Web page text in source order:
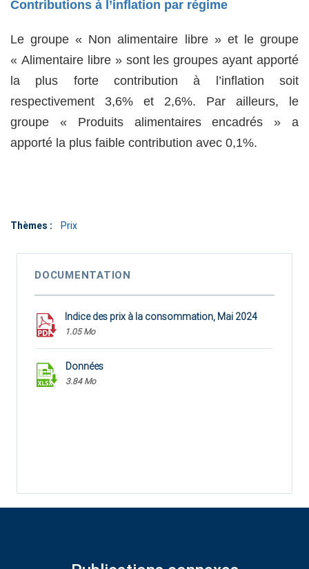
Contributions à l’inflation par régime
Le groupe « Non alimentaire libre » et le groupe
« Alimentaire libre » sont les groupes ayant apporté
la plus forte contribution à l’inflation soit
respectivement 3,6% et 2,6%. Par ailleurs, le
groupe « Produits alimentaires encadrés » a
apporté la plus faible contribution avec 0,1%.
Thèmes : Prix
DOCUMENTATION
Indice des prix à la consommation, Mai 2024
1.05 Mo
Données
3.84 Mo